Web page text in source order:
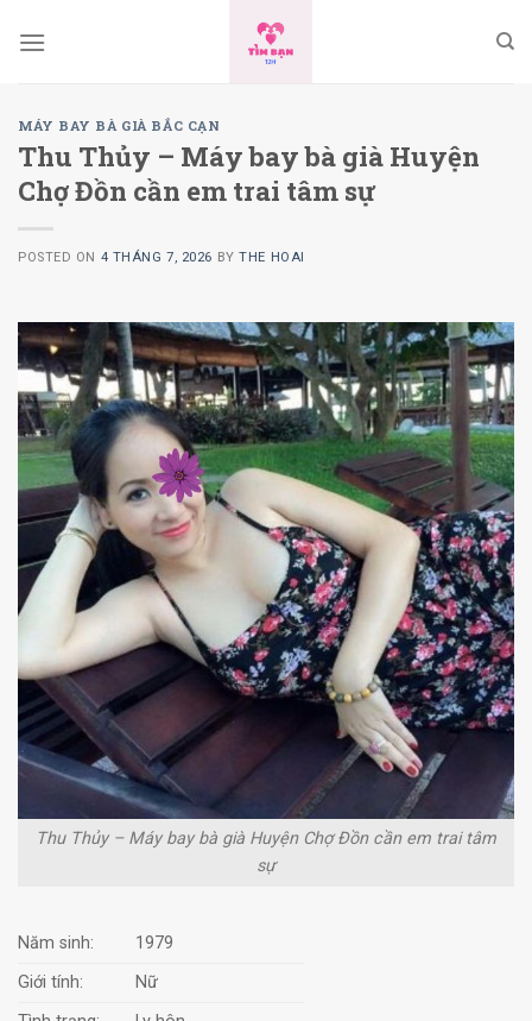
MÁY BAY BÀ GIÀ BẮC CẠN
Thu Thủy – Máy bay bà già Huyện
Chợ Đồn cần em trai tâm sự
POSTED ON 4 THÁNG 7, 2026 BYTHE HOAI
Thu Thủy – Máy bay bà già Huyện Chợ Đồn cần em trai tâm
sự
Năm sinh:
1979
Giới tính:
Nữ